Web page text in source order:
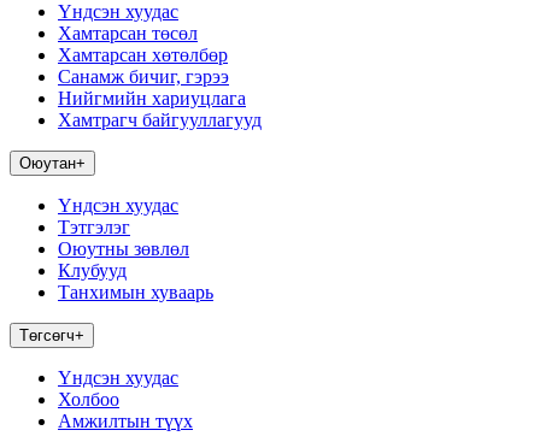
Үндсэн хуудас
Хамтарсан төсөл
Хамтарсан хөтөлбөр
Санамж бичиг, гэрээ
Нийгмийн хариуцлага
Хамтрагч байгууллагууд
Оюутан+
Үндсэн хуудас
Тэтгэлэг
Оюутны зөвлөл
Клубууд
Танхимын хуваарь
Төгсөгч+
Үндсэн хуудас
Холбоо
Амжилтын түүх